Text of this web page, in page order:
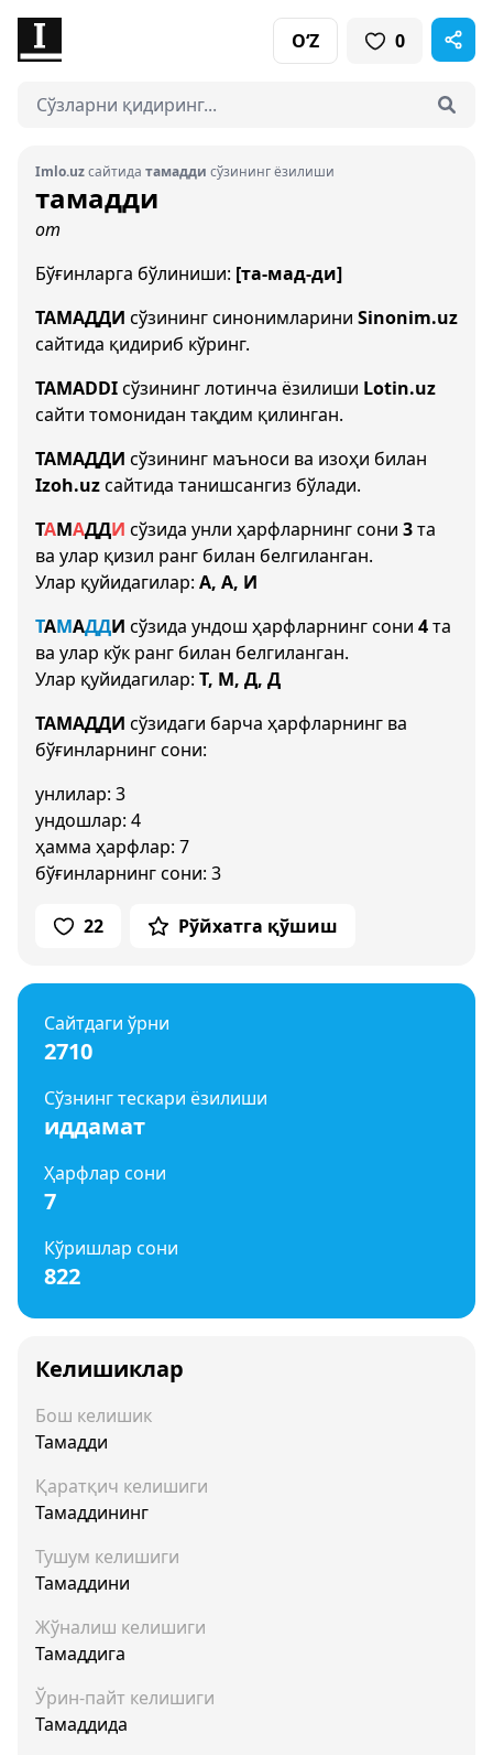
O‘Z 0
Imlo.uzсайтида тамадди сўзининг ёзилиши
тамадди
от
Бўғинларга бўлиниши: [та-мад-ди]
ТАМАДДИ сўзининг синонимларини Sinonim.uz
сайтида қидириб кўринг.
TAMADDIсўзининг лотинча ёзилиши Lotin.uz
сайти томонидан тақдим қилинган.
ТАМАДДИ сўзининг маъноси ва изоҳи билан
Izoh.uzсайтида танишсангиз бўлади.
ТАМАДДИ сўзида унли ҳарфларнинг сони 3та
ва улар қизил ранг билан белгиланган.
Улар қуйидагилар: А, А, И
ТАМАДДИ сўзида ундош ҳарфларнинг сони 4та
ва улар кўк ранг билан белгиланган.
Улар қуйидагилар: Т, М, Д, Д
ТАМАДДИ сўзидаги барча ҳарфларнинг ва
бўғинларнинг сони:
унлилар: 3
ундошлар: 4
ҳамма ҳарфлар: 7
бўғинларнинг сони: 3
22 Рўйхатга қўшиш
Сайтдаги ўрни
2710
Сўзнинг тескари ёзилиши
иддамат
Ҳарфлар сони
7
Кўришлар сони
822
Келишиклар
Бош келишик
Тамадди
Қаратқич келишиги
Тамаддининг
Тушум келишиги
Тамаддини
Жўналиш келишиги
Тамаддига
Ўрин-пайт келишиги
Тамаддида